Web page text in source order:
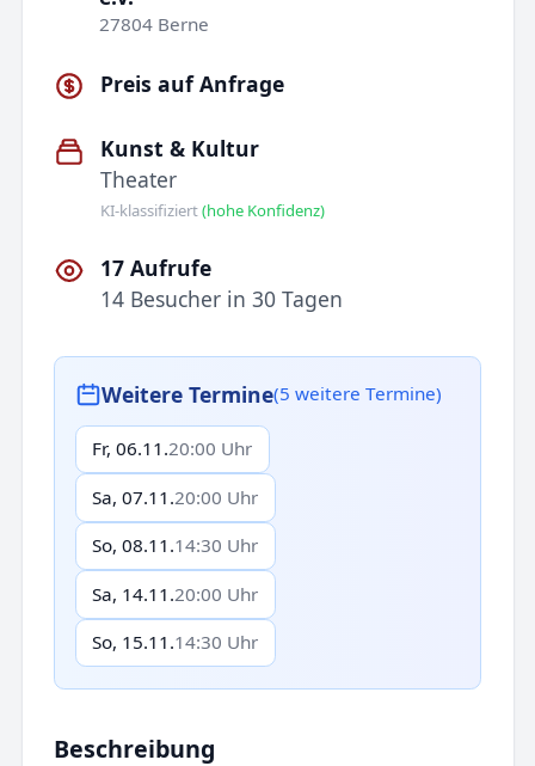
27804 Berne
Preis auf Anfrage
Kunst & Kultur
Theater
KI-klassifiziert(hohe Konfidenz)
17 Aufrufe
14 Besucher in 30 Tagen
Weitere Termine(5 weitere Termine)
Fr, 06.11.20:00 Uhr
Sa, 07.11.20:00 Uhr
So, 08.11.14:30 Uhr
Sa, 14.11.20:00 Uhr
So, 15.11.14:30 Uhr
Beschreibung